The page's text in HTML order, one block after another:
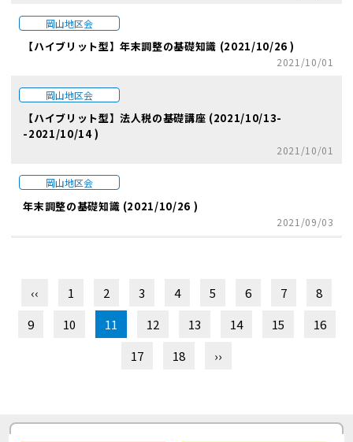
岡山地区会
【ハイブリット型】年末調整の基礎知識 (2021/10/26 )
2021/10/01
岡山地区会
【ハイブリット型】法人税の基礎講座 (2021/10/13-
-2021/10/14 )
2021/10/01
岡山地区会
年末調整の基礎知識 (2021/10/26 )
2021/09/03
‹‹ 1 2 3 4 5 6 7
8
9
10 11 12 13 14 15
16
17
18 ››